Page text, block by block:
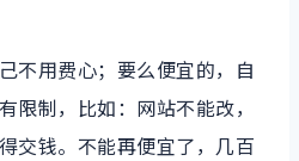
不用费心；要么便宜的，自
限制，比如：网站不能改，
交钱。不能再便宜了，几百